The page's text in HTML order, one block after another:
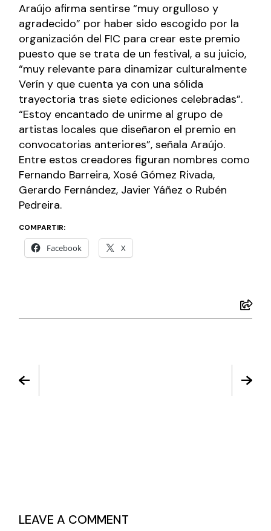
Araújo afirma sentirse “muy orgulloso y
agradecido” por haber sido escogido por la
organización del FIC para crear este premio
puesto que se trata de un festival, a su juicio,
“muy relevante para dinamizar culturalmente
Verín y que cuenta ya con una sólida
trayectoria tras siete ediciones celebradas”.
“Estoy encantado de unirme al grupo de
artistas locales que diseñaron el premio en
convocatorias anteriores”, señala Araújo.
Entre estos creadores figuran nombres como
Fernando Barreira, Xosé Gómez Rivada,
Gerardo Fernández, Javier Yáñez o Rubén
Pedreira.
COMPARTIR:
Facebook X
LEAVE A COMMENT